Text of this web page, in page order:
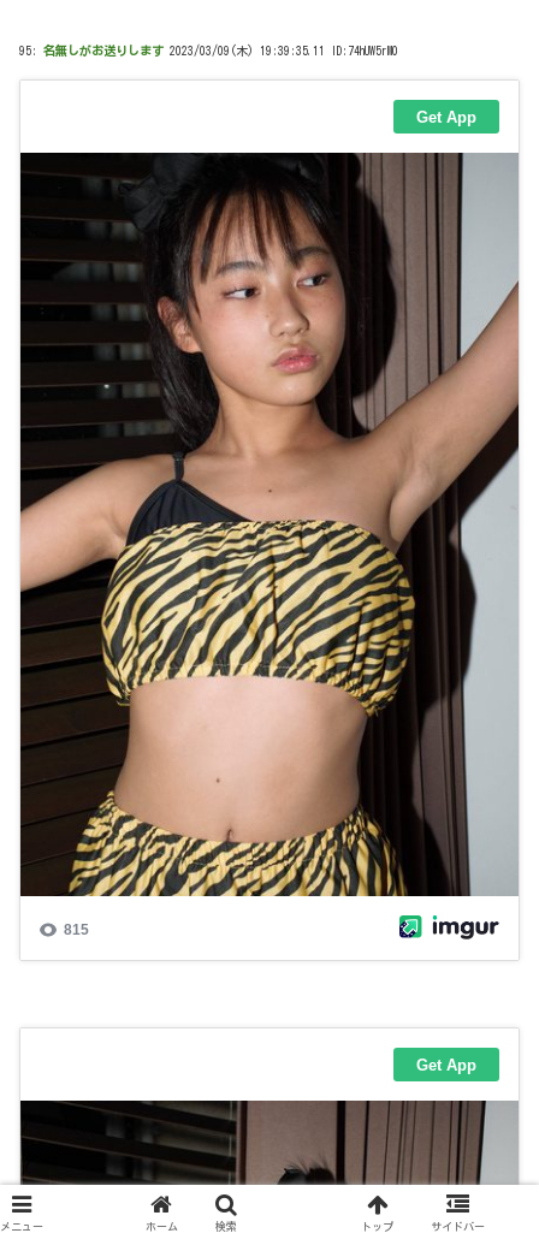
95: 名無しがお送りします 2023/03/09(木) 19:39:35.11 ID:74hUW5rM0
メニュー ホーム 検索 トップ サイドバー